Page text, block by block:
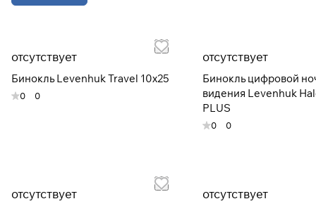
отсутствует
Бинокль Levenhuk Travel 10x25
0 0
отсутствует
Бинокль цифровой
видения Levenhuk
PLUS
0 0
отсутствует отсутствует